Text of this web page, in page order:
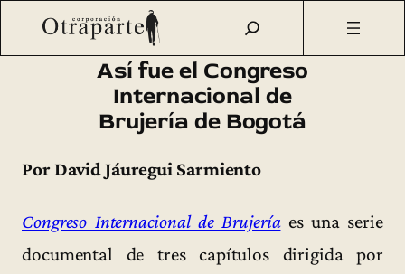
Saltar
Otraparte.org/Corporación Archivo de prensa
Así fue el
Congreso Internacional de Brujería de Bogotá
Así fue el Congreso
Internacional de
Brujería de Bogotá
Por David Jáuregui Sarmiento
Congreso Internacional de Brujeríaes una serie
documental de tres capítulos dirigida por